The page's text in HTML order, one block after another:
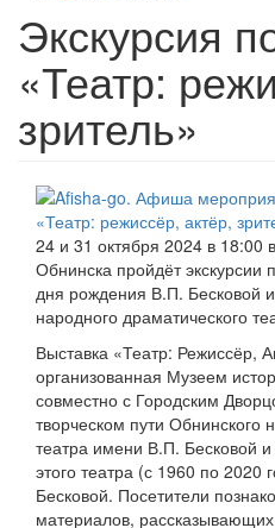
Экскурсия
«Театр:
зритель»
24 и 31 октября 2024 в 18:00
Обнинска пройдёт экскурсии
дня рождения В.П. Бесковой
народного драматического
Выставка «Театр: Режиссёр,
организованная Музеем
совместно с Городским
творческом пути Обнинского
театра имени В.П. Бесковой
этого театра (с 1960 по 2020
Бесковой. Посетители
материалов,